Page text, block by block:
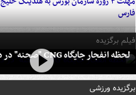
فارس
فیلم برگزیده
لحظه انفجار جایگاه CNG "صحنه" در دوربین مداربسته
برگزیده ورزشی